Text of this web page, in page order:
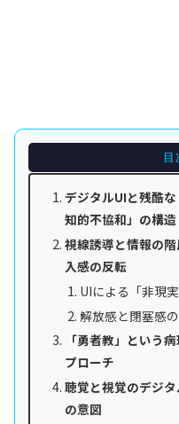
目
デジタルUIと残酷
知的不協和」の構造
視線誘導と情報の
入感の反転
UIによる「非現
解放感と閉塞感
「勇者教」という
プローチ
聴覚と視覚のデジ
の意図